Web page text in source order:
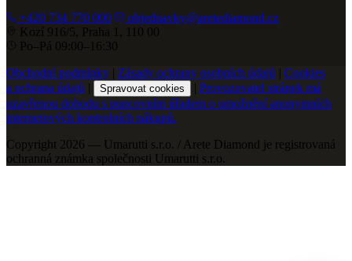
+420 734 770 000
objednavky@aretediamond.cz
Kozí 916/5, Praha 1, 110 00
Po–Pá 09:00–16:30
Obchodní podmínky | Zásady ochrany osobních údajů | Cookies
a ochrana údajů | Spravovat cookies | Provozovatel stránek má
uzavřenou dohodu s puncovním úřadem o umožnění anonymních
internetových kontrolních nákupů.
Copyright 2026 — Umarutti s.r.o. / Arete Diamond je registrovaná
ochranná známka společnosti Umarutti s.r.o.